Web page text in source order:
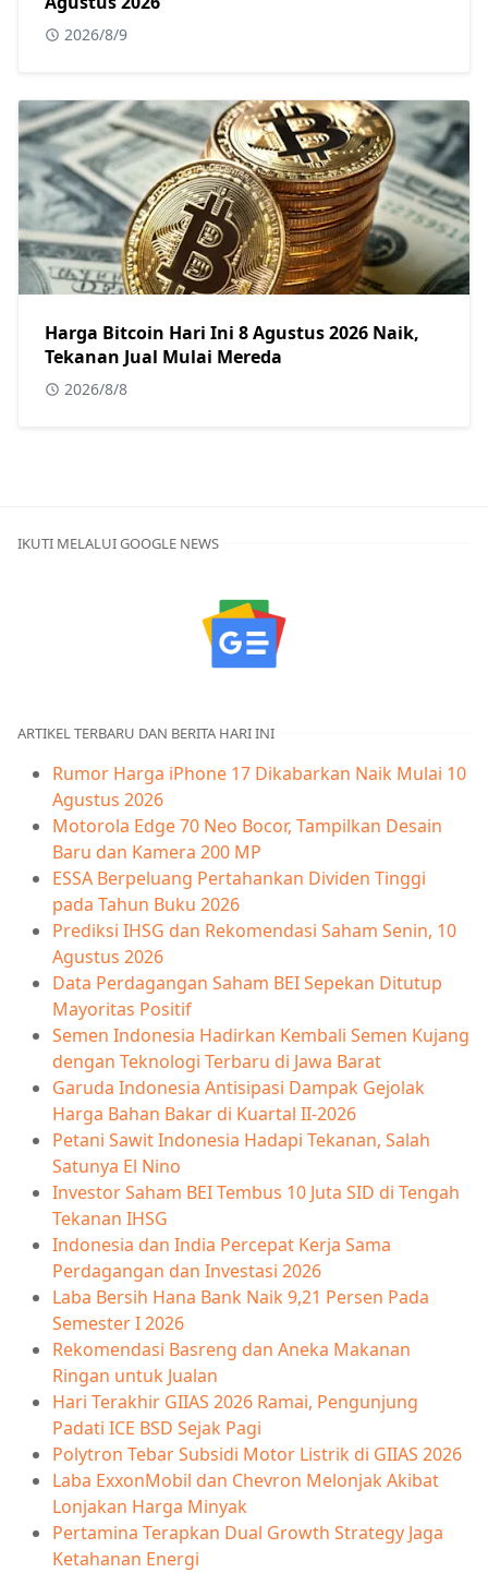
2026/8/9
Harga Bitcoin Hari Ini 8 Agustus 2026 Naik,
Tekanan Jual Mulai Mereda
2026/8/8
IKUTI MELALUI GOOGLE NEWS
ARTIKEL TERBARU DAN BERITA HARI INI
Rumor Harga iPhone 17 Dikabarkan Naik Mulai 10
Agustus 2026
Motorola Edge 70 Neo Bocor, Tampilkan Desain
Baru dan Kamera 200 MP
ESSA Berpeluang Pertahankan Dividen Tinggi
pada Tahun Buku 2026
Prediksi IHSG dan Rekomendasi Saham Senin, 10
Agustus 2026
Data Perdagangan Saham BEI Sepekan Ditutup
Mayoritas Positif
Semen Indonesia Hadirkan Kembali Semen Kujang
dengan Teknologi Terbaru di Jawa Barat
Garuda Indonesia Antisipasi Dampak Gejolak
Harga Bahan Bakar di Kuartal II-2026
Petani Sawit Indonesia Hadapi Tekanan, Salah
Satunya El Nino
Investor Saham BEI Tembus 10 Juta SID di Tengah
Tekanan IHSG
Indonesia dan India Percepat Kerja Sama
Perdagangan dan Investasi 2026
Laba Bersih Hana Bank Naik 9,21 Persen Pada
Semester I 2026
Rekomendasi Basreng dan Aneka Makanan
Ringan untuk Jualan
Hari Terakhir GIIAS 2026 Ramai, Pengunjung
Padati ICE BSD Sejak Pagi
Polytron Tebar Subsidi Motor Listrik di GIIAS 2026
Laba ExxonMobil dan Chevron Melonjak Akibat
Lonjakan Harga Minyak
Pertamina Terapkan Dual Growth Strategy Jaga
Ketahanan Energi